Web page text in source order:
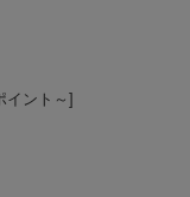
イント～]